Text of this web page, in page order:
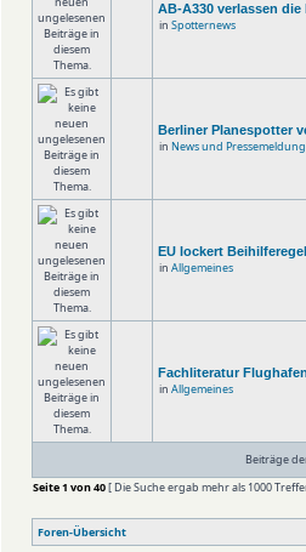
AB-A330 verlassen die
in Spotternews
Berliner Planespotter
in News und
EU lockert
in Allgemeines
Fachliteratur
in Allgemeines
Beiträge
Seite1 von40[ Die Suche ergab mehr als 1000
Foren-Übersicht